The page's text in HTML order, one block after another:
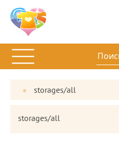
storages/all
storages/all